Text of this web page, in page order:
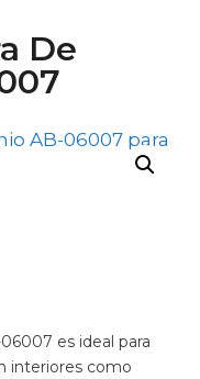
De
es ideal para
interiores como